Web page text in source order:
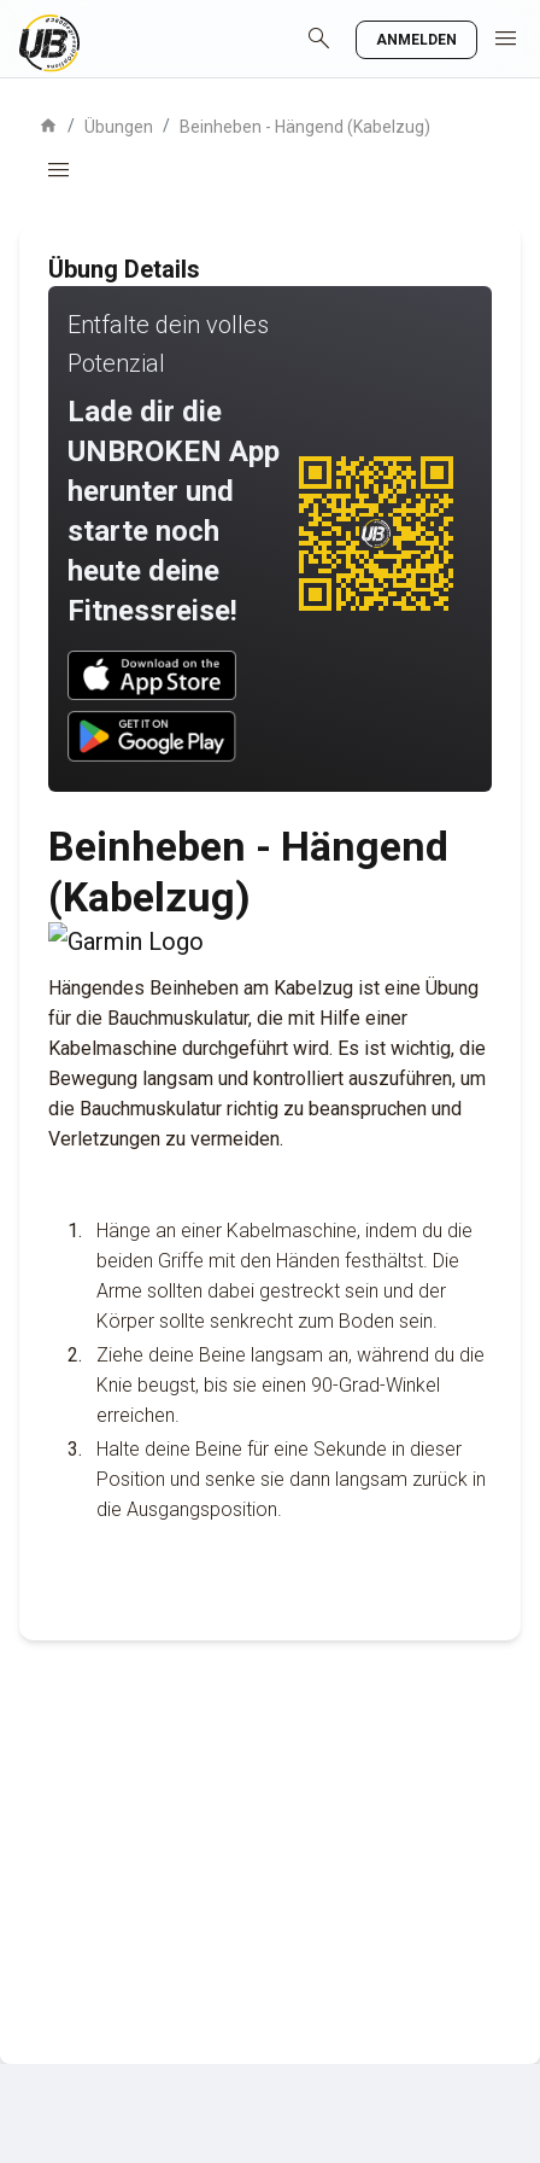
search ANMELDEN menu
home / Übungen / Beinheben - Hängend (Kabelzug)
menu
Übung Details
Entfalte dein volles
Potenzial
Lade dir die
UNBROKEN App
herunter und
starte noch
heute deine
Fitnessreise!
Download UNBROKEN on the App Store
Download UNBROKEN on Google Play
Beinheben - Hängend
(Kabelzug)
Hängendes Beinheben am Kabelzug ist eine Übung
für die Bauchmuskulatur, die mit Hilfe einer
Kabelmaschine durchgeführt wird. Es ist wichtig, die
Bewegung langsam und kontrolliert auszuführen, um
die Bauchmuskulatur richtig zu beanspruchen und
Verletzungen zu vermeiden.
Hänge an einer Kabelmaschine, indem du die
beiden Griffe mit den Händen festhältst. Die
Arme sollten dabei gestreckt sein und der
Körper sollte senkrecht zum Boden sein.
Ziehe deine Beine langsam an, während du die
Knie beugst, bis sie einen 90-Grad-Winkel
erreichen.
Halte deine Beine für eine Sekunde in dieser
Position und senke sie dann langsam zurück in
die Ausgangsposition.